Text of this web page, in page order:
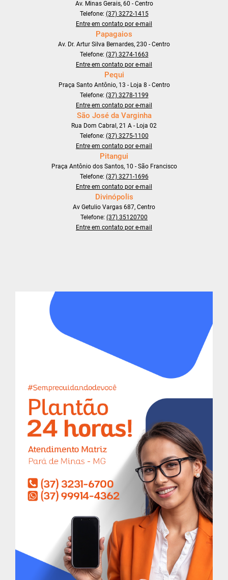
Av. Minas Gerais, 60 - Centro
Telefone: (37) 3272-1415
Entre em contato por e-mail
Papagaios
Av. Dr. Artur Silva Bernardes, 230 - Centro
Telefone: (37) 3274-1663
Entre em contato por e-mail
Pequi
Praça Santo Antônio, 13 - Loja 8 - Centro
Telefone: (37) 3278-1199
Entre em contato por e-mail
São José da Varginha
Rua Dom Cabral, 21 A - Loja 02
Telefone: (37) 3275-1100
Entre em contato por e-mail
Pitangui
Praça Antônio dos Santos, 10 - São Francisco
Telefone: (37) 3271-1696
Entre em contato por e-mail
Divinópolis
Av Getulio Vargas 687, Centro
Telefone: (37) 35120700
Entre em contato por e-mail